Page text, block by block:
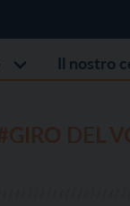
Il nostro